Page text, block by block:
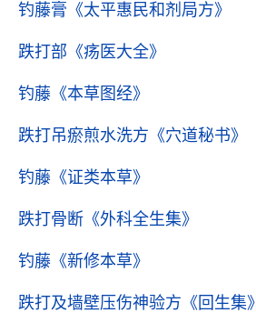
钓藤膏 《太平惠民和剂局方》
跌打部 《疡医大全》
钓藤 《本草图经》
跌打吊瘀煎水洗方 《穴道秘书》
钓藤 《证类本草》
跌打骨断 《外科全生集》
钓藤 《新修本草》
跌打及墙壁压伤神验方 《回生集》